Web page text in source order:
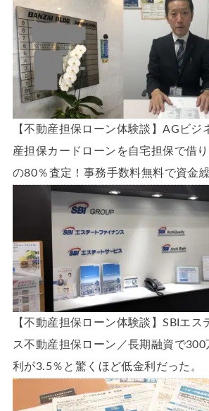
【不動産担保ローン体験談】AGビジ
産担保カードローンを自宅担保で借
の80％査定！事務手数料無料で資金
【不動産担保ローン体験談】SBIエス
ス不動産担保ローン／長期融資で300
利が3.5％と驚くほど低金利だった。